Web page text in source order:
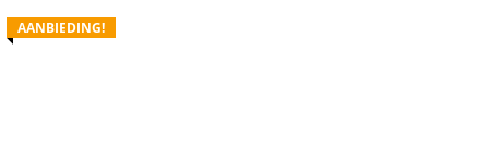
AANBIEDING!